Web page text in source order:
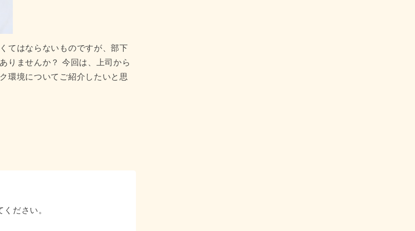
てはならないものですが、部下
りませんか？ 今回は、上司から
環境についてご紹介したいと思
ください。